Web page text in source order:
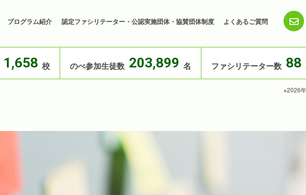
プログラム紹介 認定ファシリテーター・公認実施団体・協賛団体制度 よくあるご質問
1,658 校 のべ参加生徒数 203,899 名 ファシリテーター数 88
※2026